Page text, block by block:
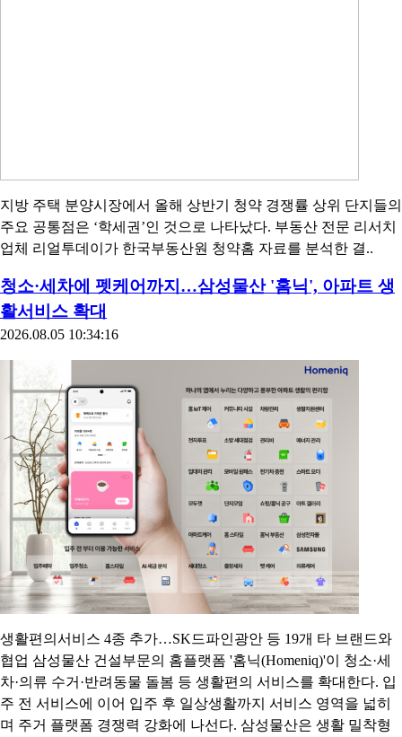
지방 주택 분양시장에서 올해 상반기 청약 경쟁률 상위 단지들의
주요 공통점은 ‘학세권’인 것으로 나타났다. 부동산 전문 리서치
업체 리얼투데이가 한국부동산원 청약홈 자료를 분석한 결..
청소·세차에 펫케어까지…삼성물산 '홈닉', 아파트 생
활서비스 확대
2026.08.05 10:34:16
생활편의서비스 4종 추가…SK드파인광안 등 19개 타 브랜드와
협업 삼성물산 건설부문의 홈플랫폼 '홈닉(Homeniq)'이 청소·세
차·의류 수거·반려동물 돌봄 등 생활편의 서비스를 확대한다. 입
주 전 서비스에 이어 입주 후 일상생활까지 서비스 영역을 넓히
며 주거 플랫폼 경쟁력 강화에 나선다. 삼성물산은 생활 밀착형